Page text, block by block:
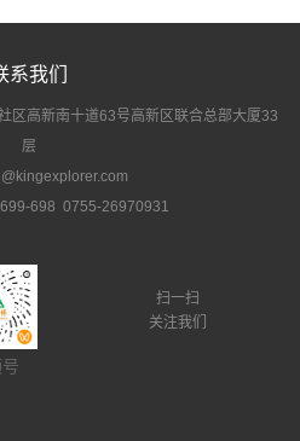
系我们
区高新南十道63号高新区联合总部大厦33
层
698 0755-26970931
扫一扫
关注我们